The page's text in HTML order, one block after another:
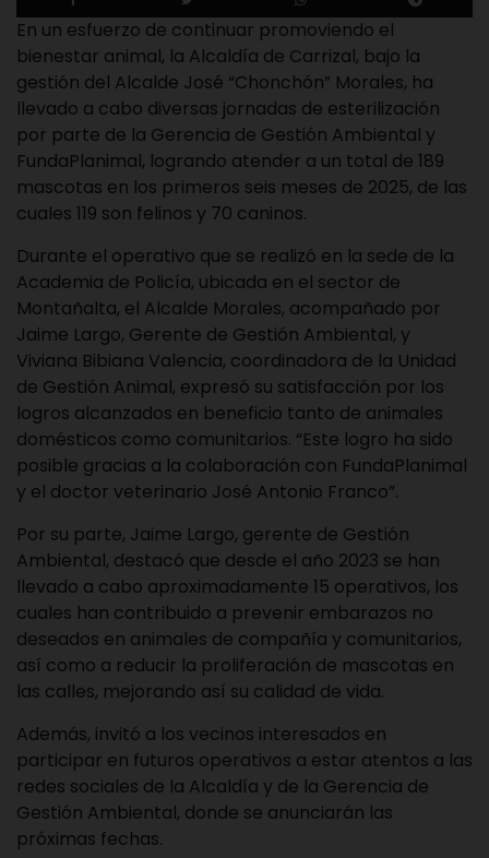
En un esfuerzo de continuar promoviendo el
bienestar animal, la Alcaldía de Carrizal, bajo la
gestión del Alcalde José “Chonchón” Morales, ha
llevado a cabo diversas jornadas de esterilización
por parte de la Gerencia de Gestión Ambiental y
FundaPlanimal, logrando atender a un total de 189
mascotas en los primeros seis meses de 2025, de las
cuales 119 son felinos y 70 caninos.
Durante el operativo que se realizó en la sede de la
Academia de Policía, ubicada en el sector de
Montañalta, el Alcalde Morales, acompañado por
Jaime Largo, Gerente de Gestión Ambiental, y
Viviana Bibiana Valencia, coordinadora de la Unidad
de Gestión Animal, expresó su satisfacción por los
logros alcanzados en beneficio tanto de animales
domésticos como comunitarios. “Este logro ha sido
posible gracias a la colaboración con FundaPlanimal
y el doctor veterinario José Antonio Franco”.
Por su parte, Jaime Largo, gerente de Gestión
Ambiental, destacó que desde el año 2023 se han
llevado a cabo aproximadamente 15 operativos, los
cuales han contribuido a prevenir embarazos no
deseados en animales de compañía y comunitarios,
así como a reducir la proliferación de mascotas en
las calles, mejorando así su calidad de vida.
Además, invitó a los vecinos interesados en
participar en futuros operativos a estar atentos a las
redes sociales de la Alcaldía y de la Gerencia de
Gestión Ambiental, donde se anunciarán las
próximas fechas.